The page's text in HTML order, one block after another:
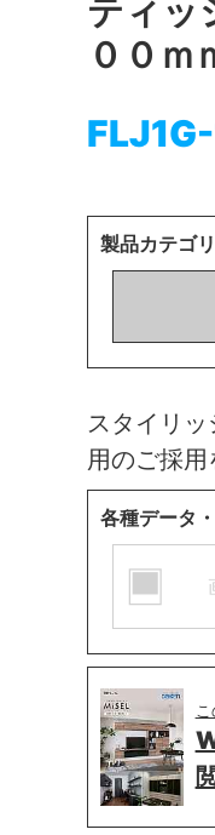
ティ
００
製品カテゴリ
スタイリ
用のご採
各種データ